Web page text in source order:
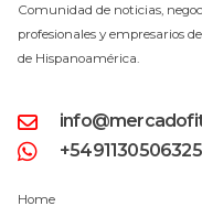
Comunidad de noticias,
profesionales y empresarios
de Hispanoamérica.
+5491130506325
Home